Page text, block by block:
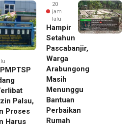
Palsu,
Proses
Harus
20
jam
lalu
Hampir
Setahun
Pascabanjir,
Warga
Arabungong
Masih
Menunggu
Bantuan
Perbaikan
Rumah